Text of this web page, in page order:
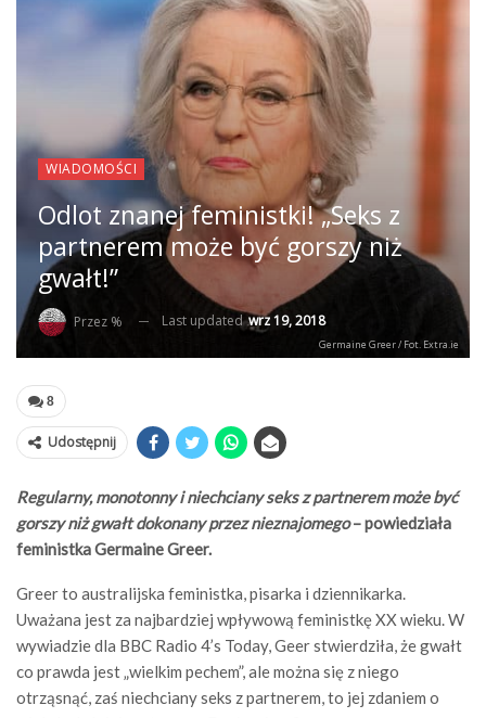
WIADOMOŚCI
Odlot znanej feministki! „Seks z
partnerem może być gorszy niż
gwałt!”
Przez % Last updatedwrz 19, 2018
Germaine Greer / Fot. Extra.ie
8
Udostępnij
Regularny, monotonny i niechciany seks z partnerem może być
gorszy niż gwałt dokonany przez nieznajomego– powiedziała
feministka Germaine Greer.
Greer to australijska feministka, pisarka i dziennikarka.
Uważana jest za najbardziej wpływową feministkę XX wieku. W
wywiadzie dla BBC Radio 4’s Today, Geer stwierdziła, że gwałt
co prawda jest „wielkim pechem”, ale można się z niego
otrząsnąć, zaś niechciany seks z partnerem, to jej zdaniem o